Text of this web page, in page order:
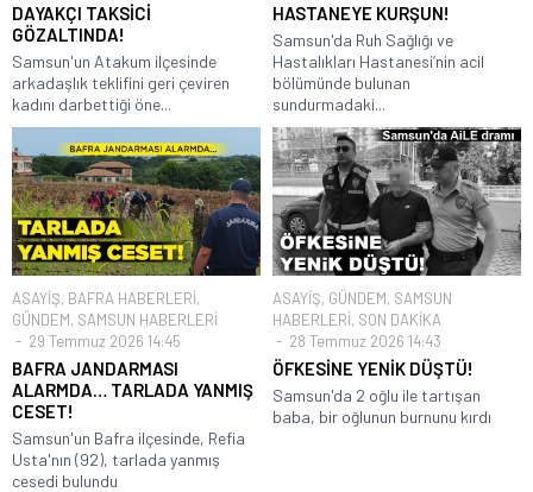
DAYAKÇI TAKSİCİ
GÖZALTINDA!
Samsun'un Atakum ilçesinde
arkadaşlık teklifini geri çeviren
kadını darbettiği öne...
HASTANEYE KURŞUN!
Samsun'da Ruh Sağlığı ve
Hastalıkları Hastanesi’nin acil
bölümünde bulunan
sundurmadaki...
ASAYİŞ, BAFRA HABERLERİ,
GÜNDEM, SAMSUN HABERLERİ
29 Temmuz 2026 14:45
BAFRA JANDARMASI
ALARMDA… TARLADA YANMIŞ
CESET!
Samsun'un Bafra ilçesinde, Refia
Usta'nın (92), tarlada yanmış
cesedi bulundu
ASAYİŞ, GÜNDEM, SAMSUN
HABERLERİ, SON DAKİKA
28 Temmuz 2026 14:43
ÖFKESİNE YENİK DÜŞTÜ!
Samsun'da 2 oğlu ile tartışan
baba, bir oğlunun burnunu kırdı